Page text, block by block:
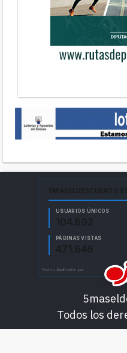
Todos los